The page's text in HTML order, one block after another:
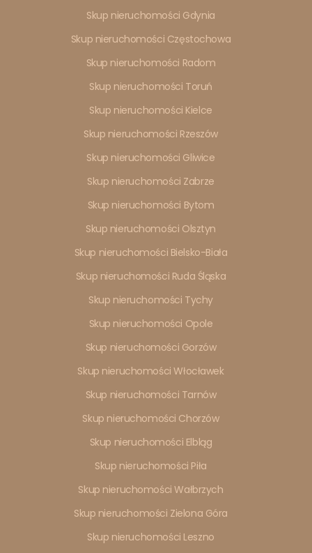
Skup nieruchomości Gdynia
Skup nieruchomości Częstochowa
Skup nieruchomości Radom
Skup nieruchomości Toruń
Skup nieruchomości Kielce
Skup nieruchomości Rzeszów
Skup nieruchomości Gliwice
Skup nieruchomości Zabrze
Skup nieruchomości Bytom
Skup nieruchomości Olsztyn
Skup nieruchomości Bielsko-Biała
Skup nieruchomości Ruda Śląska
Skup nieruchomości Tychy
Skup nieruchomości Opole
Skup nieruchomości Gorzów
Skup nieruchomości Włocławek
Skup nieruchomości Tarnów
Skup nieruchomości Chorzów
Skup nieruchomości Elbląg
Skup nieruchomości Piła
Skup nieruchomości Wałbrzych
Skup nieruchomości Zielona Góra
Skup nieruchomości Leszno